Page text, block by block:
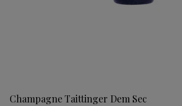
Champagne Taittinger Dem Sec